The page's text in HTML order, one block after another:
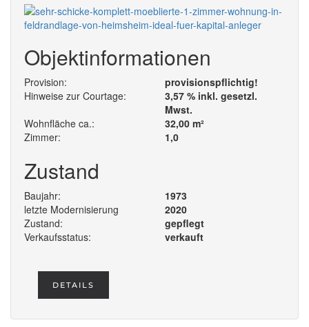
Objektinformationen
Provision:
provisionspflichtig!
Hinweise zur Courtage:
3,57 % inkl. gesetzl.
Mwst.
Wohnfläche ca.:
32,00 m²
Zimmer:
1,0
Zustand
Baujahr:
1973
letzte Modernisierung
2020
Zustand:
gepflegt
Verkaufsstatus:
verkauft
DETAILS